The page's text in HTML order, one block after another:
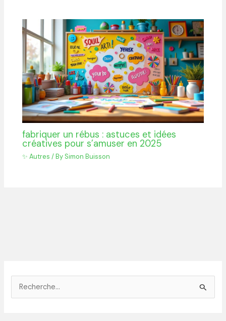
fabriquer un rébus : astuces et idées
créatives pour s’amuser en 2025
✨ Autres / By Simon Buisson